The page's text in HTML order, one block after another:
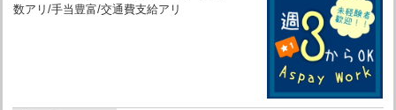
数アリ/手当豊富/交通費支給アリ